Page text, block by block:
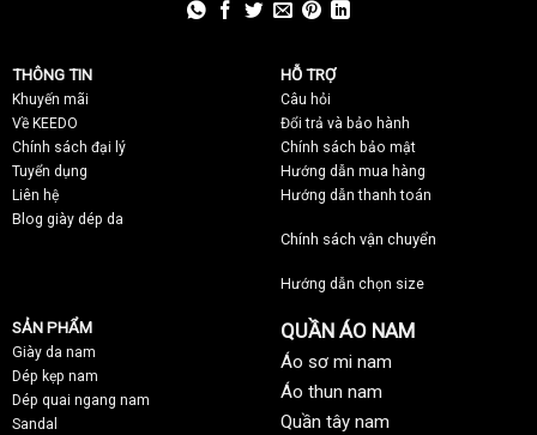
THÔNG TIN
Khuyến mãi
Về KEEDO
Chính sách đại lý
Tuyển dụng
Liên hệ
Blog giày dép da
HỖ TRỢ
Câu hỏi
Đổi trả và bảo hành
Chính sách bảo mật
Hướng dẫn mua hàng
Hướng dẫn thanh toán
Chính sách vận chuyển
Hướng dẫn chọn size
SẢN PHẨM
Giày da nam
Dép kẹp nam
Dép quai ngang nam
Sandal
QUẦN ÁO NAM
Áo sơ mi nam
Áo thun nam
Quần tây nam